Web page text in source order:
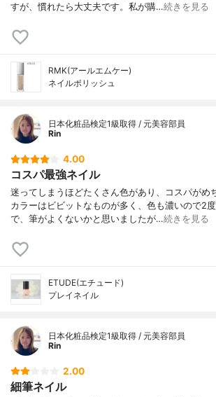
すが、慣れたら大丈夫です。私が購…続きを見る
RMK(アールエムケー)
ネイルポリッシュ
日本化粧品検定1級取得 / 元美容部員
Rin
4.00
コスパ最強ネイル
迷ってしまうほどたくさん色があり、コスパがめ
カラーはビビットなものが多く、色も濃いので2
で、筆がよくないかと思いましたが…続きを見る
ETUDE(エチュード)
プレイネイル
日本化粧品検定1級取得 / 元美容部員
Rin
2.00
細筆ネイル